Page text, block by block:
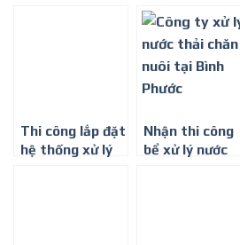
rẻ ở Bình Dương
Thi công lắp đặt
hệ thống xử lý
Nhận thi công
bể xử lý nước